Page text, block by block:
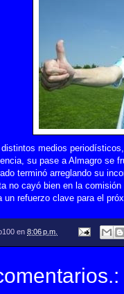
medios
su pase a Almagro se
terminó arreglando su
no cayó bien en la
un refuerzo clave para el
en 8:06 p.m.